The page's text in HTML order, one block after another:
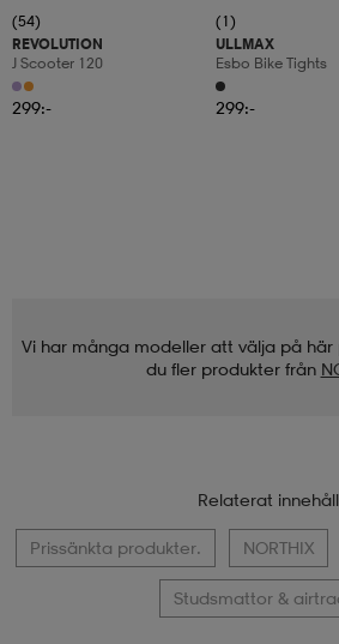
(54)
REVOLUTION
J Scooter 120
299:-
(1)
ULLMAX
Esbo Bike Tights
299:-
Vi har många modeller att välja på
du fler produkter från
Relaterat innehåll
Prissänkta produkter. NORTHIX
Studsmattor &